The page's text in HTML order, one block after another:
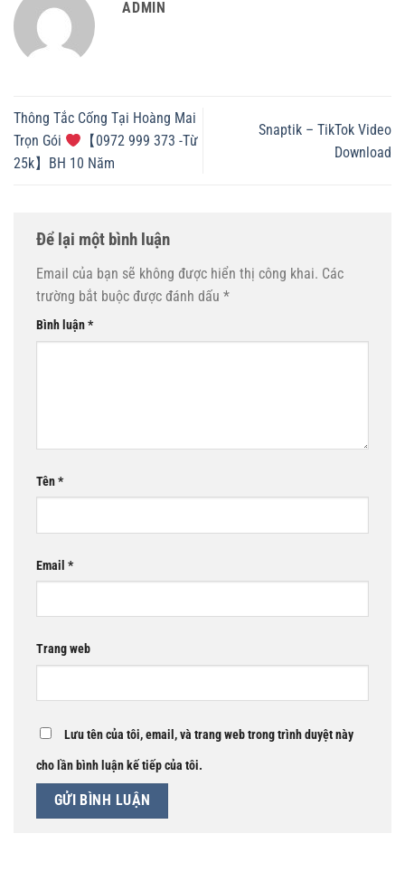
ADMIN
Thông Tắc Cống Tại Hoàng Mai
Trọn Gói
【0972 999 373 -Từ
25k】BH 10 Năm
Snaptik – TikTok Video
Download
Để lại một bình luận
Email của bạn sẽ không được hiển thị công khai. Các
trường bắt buộc được đánh dấu *
Bình luận*
Tên*
Email *
Trang web
Lưu tên của tôi, email, và trang web trong trình duyệt này
cho lần bình luận kế tiếp của tôi.